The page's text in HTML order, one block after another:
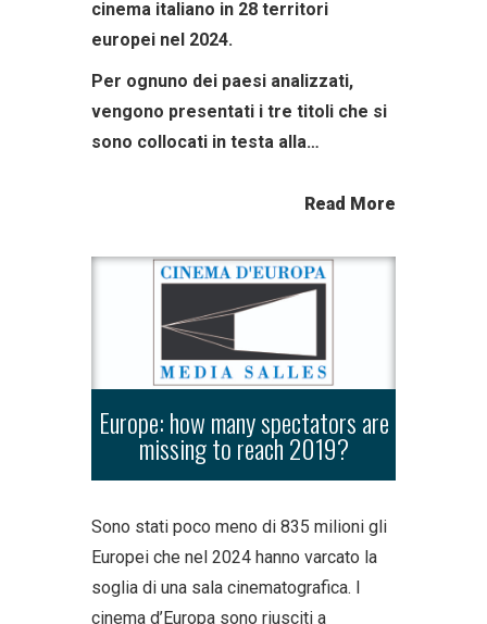
cinema italiano in 28 territori
europei nel 2024.
Per ognuno dei paesi analizzati,
vengono presentati i tre titoli che si
sono collocati in testa alla…
Read More
Europe: how many spectators are
missing to reach 2019?
Sono stati poco meno di 835 milioni gli
Europei che nel 2024 hanno varcato la
soglia di una sala cinematografica. I
cinema d’Europa sono riusciti a